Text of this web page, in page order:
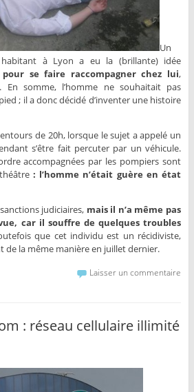
Un
habitant à Lyon a eu la (brillante) idée
se faire raccompagner chez lui,
En somme, l’homme ne souhaitait pas
; il a donc décidé d’inventer une histoire
de 20h, lorsque le sujet a appelé un
s’être fait percuter par un véhicule.
accompagnées par les pompiers sont
: l’homme n’était guère en état
judiciaires, mais il n’a même pas
car il souffre de quelques troubles
que cet individu est un récidiviste,
de la même manière en juillet dernier.
Laisser un commentaire
: réseau cellulaire illimité